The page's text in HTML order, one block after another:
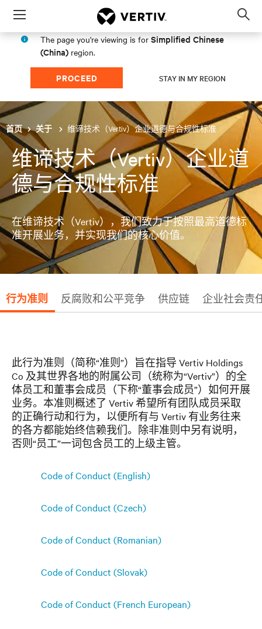
Menu
The page you're viewing is for Simplified Chinese
(China) region.
PROCEED STAY IN MY REGION
首页 关于 维谛技术（Vertiv）企业道德与合规性标准
维谛技术（Vertiv）企业道
德与合规性标准
在维谛技术（Vertiv），我们致力于按照最高道德标
准开展业务，并实现我们的核心价值。
行为准则 反腐败和公平竞争 供应链 企业社会责
此行为准则（简称“准则”）旨在指导 Vertiv Holdings
Co 及其世界各地的附属公司（统称为“Vertiv”）的全
体员工和董事会成员（下称“董事会成员”）如何开展
业务。本准则概述了 Vertiv 希望所有团队成员采取
的正确行动和行为，以便所有与 Vertiv 有业务往来
的各方都能始终信赖我们。除非准则中另有说明，
否则“员工”一词包含员工的上级主管。
Code of Conduct (English)
Code of Conduct (Czech)
Code of Conduct (Romanian)
Code of Conduct (Slovak)
Code of Conduct (French European)